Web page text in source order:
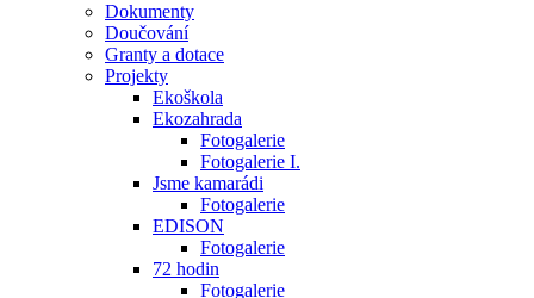
Dokumenty
Doučování
Granty a dotace
Projekty
Ekoškola
Ekozahrada
Fotogalerie
Fotogalerie I.
Jsme kamarádi
Fotogalerie
EDISON
Fotogalerie
72 hodin
Fotogalerie